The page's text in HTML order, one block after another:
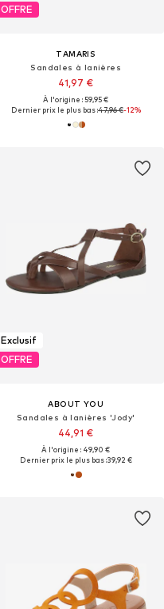
OFFRE
TAMARIS
Sandales à lanières
41,97 €
À l'origine : 59,95 €
Dernier prix le plus bas :47,96 €-12%
Exclusif
OFFRE
ABOUT YOU
Sandales à lanières 'Jody'
44,91 €
À l'origine : 49,90 €
Dernier prix le plus bas :39,92 €